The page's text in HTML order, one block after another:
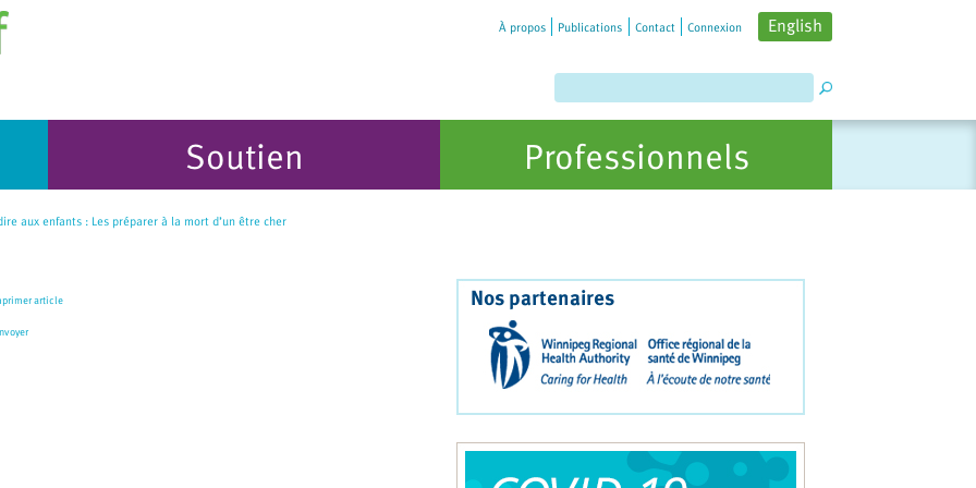
À propos Publications Contact Connexion English
Soutien Professionnels
aux enfants : Les préparer à la mort d’un être cher
article Nos partenaires